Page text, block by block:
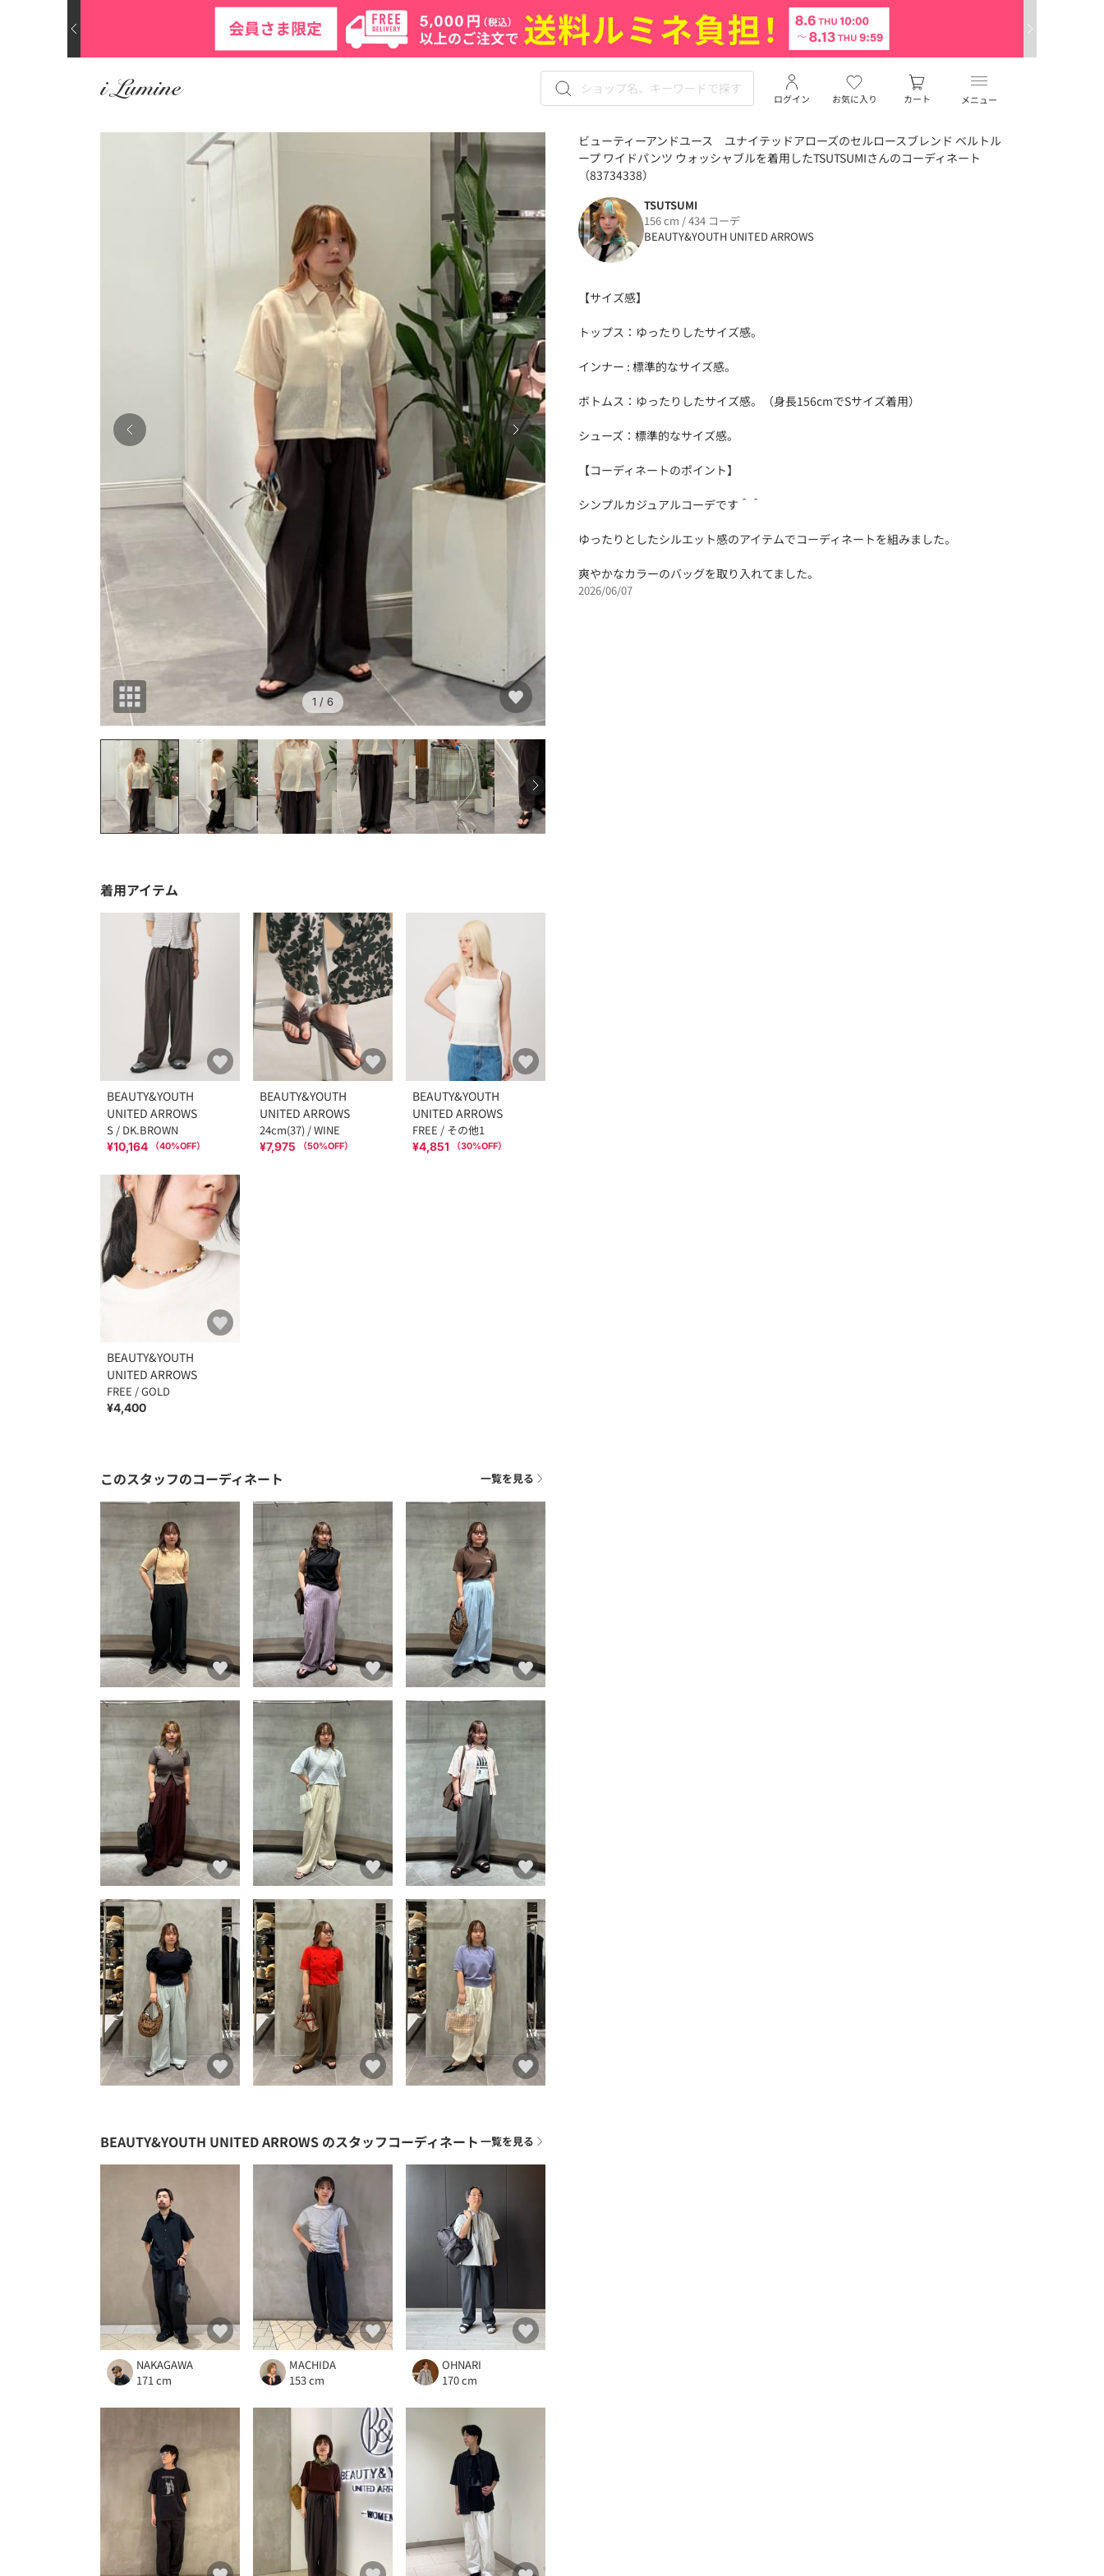
メニュー
お気に入り
ログイン カート
1 / 6
ビューティーアンドユース ユナイテッドアローズのセルロースブレンド ベルトル
ープ ワイドパンツ ウォッシャブルを着用したTSUTSUMIさんのコーディネート
（83734338）
TSUTSUMI
156 cm / 434 コーデ
BEAUTY&YOUTH UNITED ARROWS
【サイズ感】
トップス：ゆったりしたサイズ感。
インナー : 標準的なサイズ感。
ボトムス：ゆったりしたサイズ感。（身長156cmでSサイズ着用）
シューズ：標準的なサイズ感。
【コーディネートのポイント】
シンプルカジュアルコーデです＾＾
ゆったりとしたシルエット感のアイテムでコーディネートを組みました。
爽やかなカラーのバッグを取り入れてました。
2026/06/07
着用アイテム
BEAUTY&YOUTH
UNITED ARROWS
S / DK.BROWN
¥10,164 （40%OFF）
BEAUTY&YOUTH
UNITED ARROWS
24cm(37) / WINE
¥7,975 （50%OFF）
BEAUTY&YOUTH
UNITED ARROWS
FREE / その他1
¥4,851 （30%OFF）
BEAUTY&YOUTH
UNITED ARROWS
FREE / GOLD
¥4,400
このスタッフのコーディネート 一覧を見る
BEAUTY&YOUTH UNITED ARROWS のスタッフコーディネート 一覧を見る
NAKAGAWA
171 cm
MACHIDA
153 cm
OHNARI
170 cm